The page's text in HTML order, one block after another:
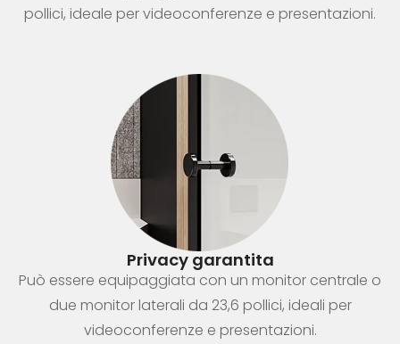
pollici, ideale per videoconferenze e presentazioni.
Privacy garantita
Può essere equipaggiata con un monitor centrale o
due monitor laterali da 23,6 pollici, ideali per
videoconferenze e presentazioni.